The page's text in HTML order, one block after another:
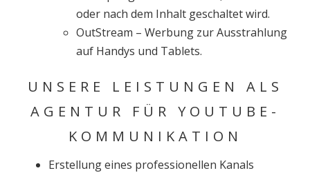
oder nach dem Inhalt geschaltet wird.
OutStream – Werbung zur Ausstrahlung
auf Handys und Tablets.
UNSERE LEISTUNGEN ALS
AGENTUR FÜR YOUTUBE-
KOMMUNIKATION
Erstellung eines professionellen Kanals